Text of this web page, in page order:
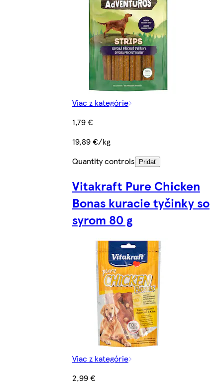
Viac z kategórie
1,79 €
19,89 €/kg
Quantity controls
Pridať
Vitakraft Pure Chicken
Bonas kuracie tyčinky so
syrom 80 g
Viac z kategórie
2,99 €